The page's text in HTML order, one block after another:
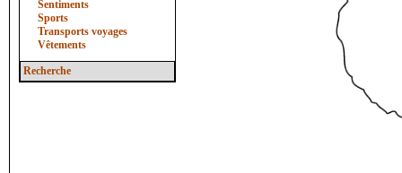
Sentiments
Sports
Transports voyages
Vêtements
Recherche